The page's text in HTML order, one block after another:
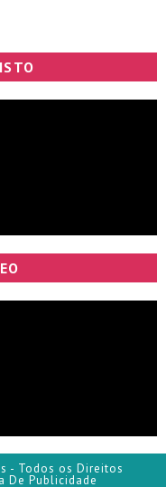
- Todos os Direitos
De Publicidade